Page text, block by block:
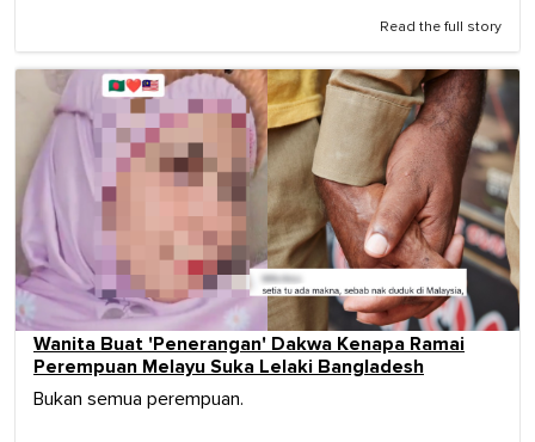
Read the full story
Wanita Buat 'Penerangan' Dakwa Kenapa Ramai
Perempuan Melayu Suka Lelaki Bangladesh
Bukan semua perempuan.